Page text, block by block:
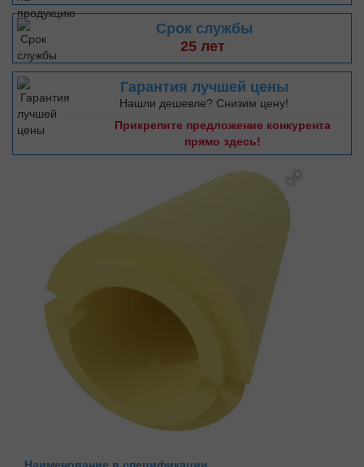
Срок службы
25 лет
Гарантия лучшей цены
Нашли дешевле? Снизим цену!
Прикрепите предложение конкурента
прямо здесь!